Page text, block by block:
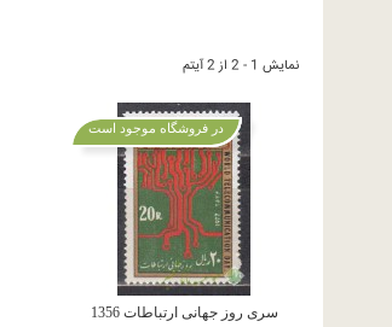
نمایش 1 - 2 از 2 آیتم
سری روز جهانی ارتباطات 1356
در فروشگاه موجود است